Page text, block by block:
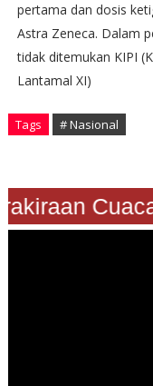
pertama dan dosis
Astra Zeneca. Dalam
tidak ditemukan KIPI
Lantamal XI)
Tags # Nasional